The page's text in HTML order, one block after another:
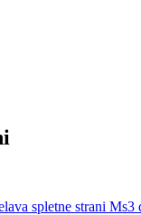
spletne strani Ms3